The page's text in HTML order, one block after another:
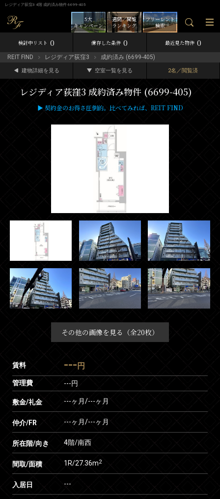
レジディア荻窪3 4階 成約済み物件 6699-405
フリーレント
検索
週間／閲覧
ランキング
5大
キャンペーン
検討中リスト 0 保存した条件 0 最近見た物件 0
REIT FIND レジディア荻窪3 成約済み (6699-405)
建物詳細を見る 空室一覧を見る 2名／閲覧済
レジディア荻窪3 成約済み物件 (6699-405)
▶ 契約金のお得さ圧倒的。比べてみれば、REIT FIND
その他の画像を見る（全20枚）
賃料 --- 円
管理費 ---円
敷金/礼金 ---ヶ月/---ヶ月
仲介/FR ---ヶ月/---ヶ月
所在階/向き 4階/南西
間取/面積 1R/27.36m2
入居日 ---